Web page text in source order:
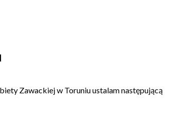
Zawackiej w Toruniu ustalam następującą